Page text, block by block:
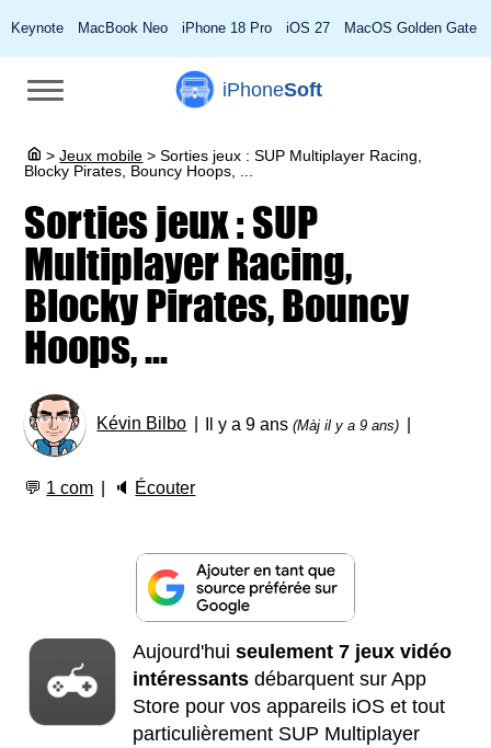
Keynote MacBook Neo iPhone 18 Pro iOS 27 MacOS Golden Gate
iPhoneSoft
> Jeux mobile > Sorties jeux : SUP Multiplayer Racing,
Blocky Pirates, Bouncy Hoops, ...
Sorties jeux : SUP
Multiplayer Racing,
Blocky Pirates, Bouncy
Hoops, ...
Kévin Bilbo Il y a 9 ans(Màj il y a 9 ans)
💬 1 com 🔈 Écouter
Aujourd'huiseulement 7 jeux vidéo
intéressants débarquent sur App
Store pour vos appareils iOS et tout
particulièrement SUP Multiplayer